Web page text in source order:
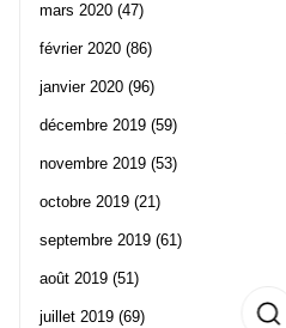
mars 2020 (47)
février 2020 (86)
janvier 2020 (96)
décembre 2019 (59)
novembre 2019 (53)
octobre 2019 (21)
septembre 2019 (61)
août 2019 (51)
juillet 2019 (69)